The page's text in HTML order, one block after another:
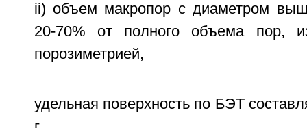
ii) объем макропор с диаметром
20-70% от полного объема пор,
порозиметрией,
удельная поверхность по БЭТ